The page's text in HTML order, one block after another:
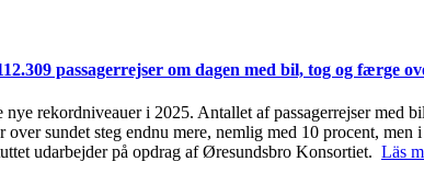
passagerrejser om dagen med bil, tog og færge
rekordniveauer i 2025. Antallet af passagerrejser
over sundet steg endnu mere, nemlig med 10 procent,
udarbejder på opdrag af Øresundsbro Konsortiet. Läs